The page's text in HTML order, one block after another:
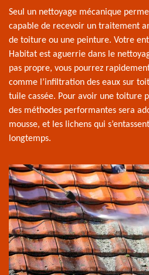
Seul un nettoyage mécanique
capable de recevoir un traitement
de toiture ou une peinture. Votre
Habitat est aguerrie dans le
pas propre, vous pourrez
comme l’infiltration des eaux sur
tuile cassée. Pour avoir une toiture
des méthodes performantes sera
mousse, et les lichens qui
longtemps.